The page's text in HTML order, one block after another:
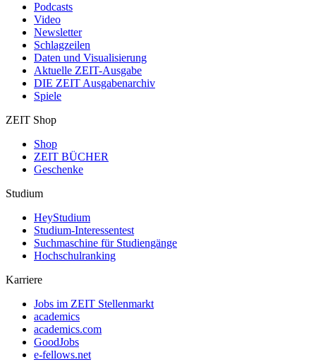
Podcasts
Video
Newsletter
Schlagzeilen
Daten und Visualisierung
Aktuelle ZEIT-Ausgabe
DIE ZEIT Ausgabenarchiv
Spiele
ZEIT Shop
Shop
ZEIT BÜCHER
Geschenke
Studium
HeyStudium
Studium-Interessentest
Suchmaschine für Studiengänge
Hochschulranking
Karriere
Jobs im ZEIT Stellenmarkt
academics
academics.com
GoodJobs
e-fellows.net